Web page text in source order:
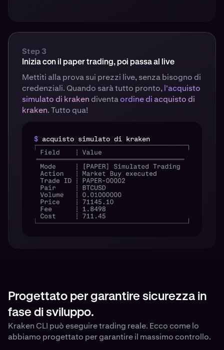
Step 3
Inizia con il paper trading, poi passa al live
Mettiti alla prova sui prezzi live, senza bisogno di
credenziali. Quando sarà tutto pronto,l'acquisto
simulato di kraken diventaordine di acquisto di
kraken. Tutto qua!
$ acquisto simulato di kraken
Progettato per garantire sicurezza in
fase di sviluppo.
Kraken CLI può eseguire trading reale. Ecco come lo
abbiamo progettato per garantire il massimo controllo.